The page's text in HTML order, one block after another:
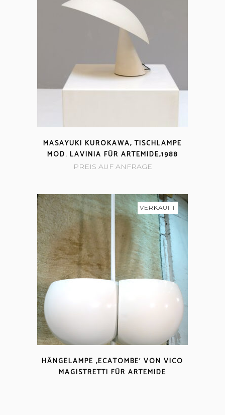
MASAYUKI KUROKAWA, TISCHLAMPE
MOD. LAVINIA FÜR ARTEMIDE,1988
PREIS AUF ANFRAGE
VERKAUFT
HÄNGELAMPE ‚ECATOMBE‘ VON VICO
MAGISTRETTI FÜR ARTEMIDE